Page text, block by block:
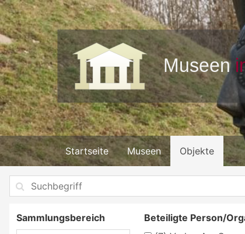
Startseite Museen Objekte
Sammlungsbereich